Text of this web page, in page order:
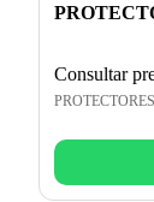
Consultar
PROTECTORES